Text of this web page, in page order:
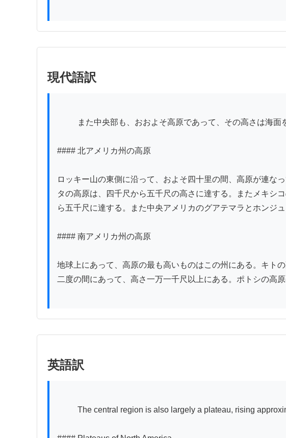
現代語訳
#### 北アメリカ州の高原
ロッキー山の東側に沿って、およそ四十里の間、高原が連な
タの高原は、四千尺から五千尺の高さに達する。またメキシ
ら五千尺に達する。また中央アメリカのグアテマラとホンジ
#### 南アメリカ州の高原
地球上にあって、高原の最も高いものはこの州にある。キト
二度の間にあって、高さ一万一千尺以上にある。ポトシの高
英語訳